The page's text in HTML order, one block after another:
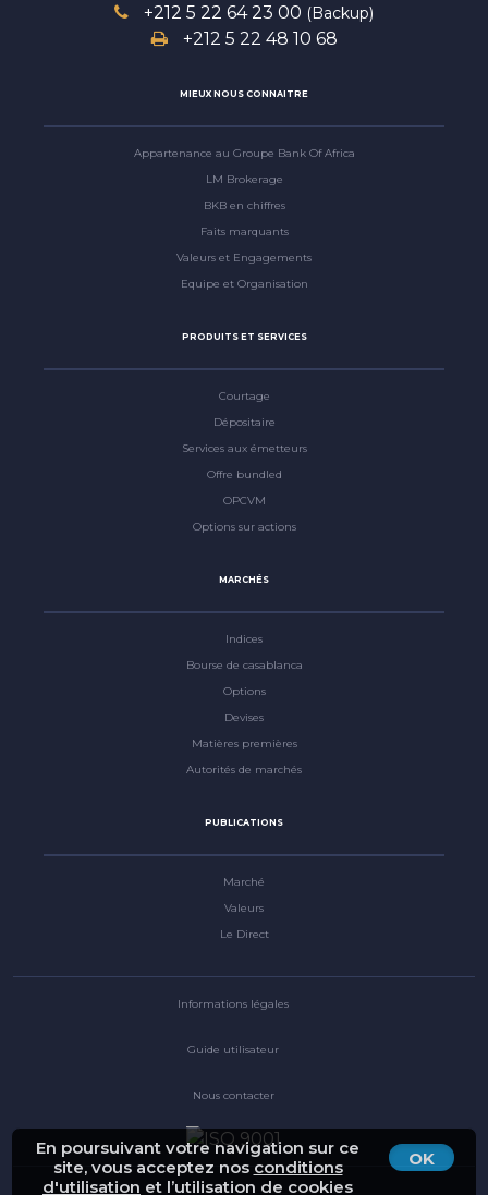
OK
En poursuivant votre navigation sur ce
site, vous acceptez nos conditions
d'utilisation et l’utilisation de cookies
+212 5 22 64 23 00 (Backup)
+212 5 22 48 10 68
MIEUX NOUS CONNAITRE
Appartenance au Groupe Bank Of Africa
LM Brokerage
BKB en chiffres
Faits marquants
Valeurs et Engagements
Equipe et Organisation
PRODUITS ET SERVICES
Courtage
Dépositaire
Services aux émetteurs
Offre bundled
OPCVM
Options sur actions
MARCHÉS
Indices
Bourse de casablanca
Options
Devises
Matières premières
Autorités de marchés
PUBLICATIONS
Marché
Valeurs
Le Direct
Informations légales
Guide utilisateur
Nous contacter